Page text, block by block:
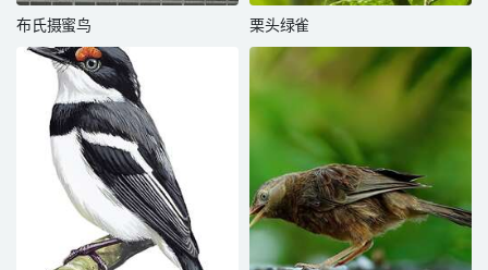
布氏摄蜜鸟 栗头绿雀